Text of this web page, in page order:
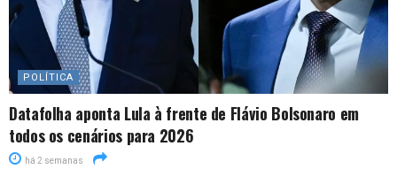
POLÍTICA
Datafolha aponta Lula à frente de Flávio Bolsonaro em
todos os cenários para 2026
há 2 semanas